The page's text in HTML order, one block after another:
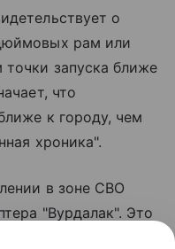
о
рам или
запуска ближе
что
к городу, чем
хроника".
в зоне СВО
"Вурдалак". Это